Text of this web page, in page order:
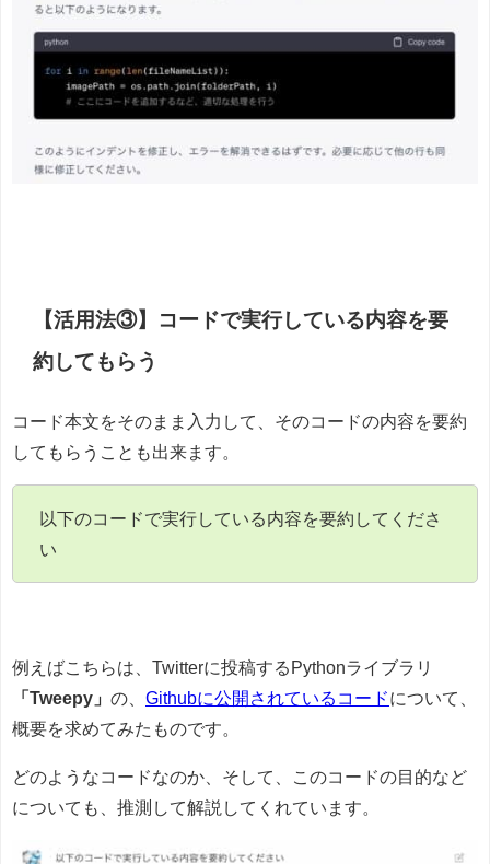
【活用法③】コードで実行している内容を要
約してもらう
コード本文をそのまま入力して、そのコードの内容を要約
してもらうことも出来ます。
以下のコードで実行している内容を要約してくださ
い
例えばこちらは、Twitterに投稿するPythonライブラリ
「Tweepy」 の、 Githubに公開されているコードについて、
概要を求めてみたものです。
どのようなコードなのか、そして、このコードの目的など
についても、推測して解説してくれています。